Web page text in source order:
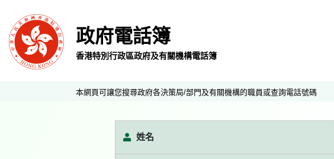
政府電話簿
香港特別行政區政府及有關機構電話簿
本網頁可讓您搜尋政府各決策局/部門及有關機構的職員或查詢電話號碼
姓名